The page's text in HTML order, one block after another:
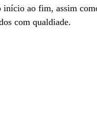
início ao fim, assim
com qualdiade.